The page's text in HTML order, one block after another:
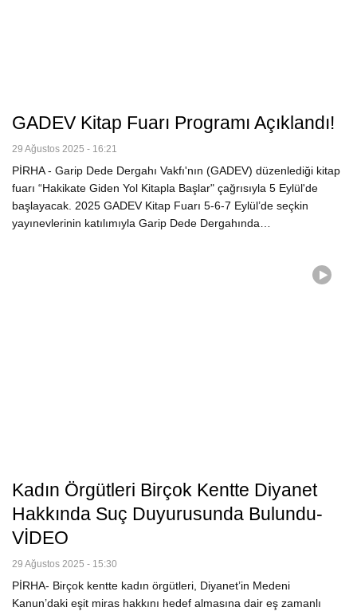
GADEV Kitap Fuarı Programı Açıklandı!
29 Ağustos 2025 - 16:21
PİRHA - Garip Dede Dergahı Vakfı'nın (GADEV) düzenlediği kitap
fuarı “Hakikate Giden Yol Kitapla Başlar" çağrısıyla 5 Eylül'de
başlayacak. 2025 GADEV Kitap Fuarı 5-6-7 Eylül’de seçkin
yayınevlerinin katılımıyla Garip Dede Dergahında…
Kadın Örgütleri Birçok Kentte Diyanet
Hakkında Suç Duyurusunda Bulundu-
VİDEO
29 Ağustos 2025 - 15:30
PİRHA- Birçok kentte kadın örgütleri, Diyanet’in Medeni
Kanun’daki eşit miras hakkını hedef almasına dair eş zamanlı